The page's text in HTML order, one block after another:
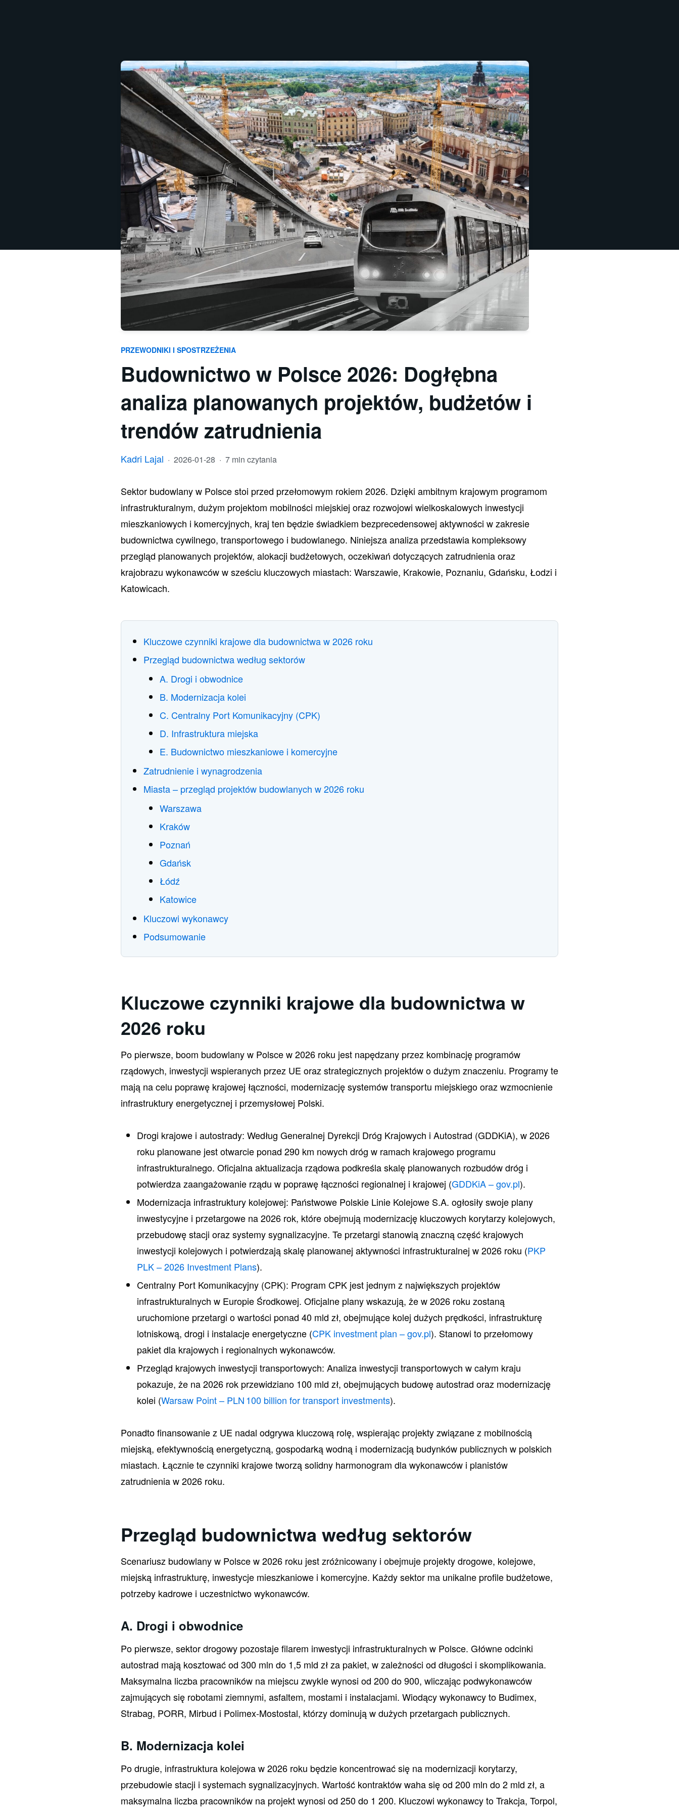
PRZEWODNIKI I SPOSTRZEŻENIA
Budownictwo w Polsce 2026: Dogłębna
analiza planowanych projektów, budżetów i
trendów zatrudnienia
Kadri Lajal · 2026-01-28 · 7 min czytania
Sektor budowlany w Polsce stoi przed przełomowym rokiem 2026. Dzięki ambitnym krajowym programom
infrastrukturalnym, dużym projektom mobilności miejskiej oraz rozwojowi wielkoskalowych inwestycji
mieszkaniowych i komercyjnych, kraj ten będzie świadkiem bezprecedensowej aktywności w zakresie
budownictwa cywilnego, transportowego i budowlanego. Niniejsza analiza przedstawia kompleksowy
przegląd planowanych projektów, alokacji budżetowych, oczekiwań dotyczących zatrudnienia oraz
krajobrazu wykonawców w sześciu kluczowych miastach: Warszawie, Krakowie, Poznaniu, Gdańsku, Łodzi i
Katowicach.
Kluczowe czynniki krajowe dla budownictwa w 2026 roku
Przegląd budownictwa według sektorów
A. Drogi i obwodnice
B. Modernizacja kolei
C. Centralny Port Komunikacyjny (CPK)
D. Infrastruktura miejska
E. Budownictwo mieszkaniowe i komercyjne
Zatrudnienie i wynagrodzenia
Miasta – przegląd projektów budowlanych w 2026 roku
Warszawa
Kraków
Poznań
Gdańsk
Łódź
Katowice
Kluczowi wykonawcy
Podsumowanie
Kluczowe czynniki krajowe dla budownictwa w
2026 roku
Po pierwsze, boom budowlany w Polsce w 2026 roku jest napędzany przez kombinację programów
rządowych, inwestycji wspieranych przez UE oraz strategicznych projektów o dużym znaczeniu. Programy te
mają na celu poprawę krajowej łączności, modernizację systemów transportu miejskiego oraz wzmocnienie
infrastruktury energetycznej i przemysłowej Polski.
Drogi krajowe i autostrady: Według Generalnej Dyrekcji Dróg Krajowych i Autostrad (GDDKiA), w 2026
roku planowane jest otwarcie ponad 290 km nowych dróg w ramach krajowego programu
infrastrukturalnego. Oficjalna aktualizacja rządowa podkreśla skalę planowanych rozbudów dróg i
potwierdza zaangażowanie rządu w poprawę łączności regionalnej i krajowej (GDDKiA – gov.pl).
Modernizacja infrastruktury kolejowej: Państwowe Polskie Linie Kolejowe S.A. ogłosiły swoje plany
inwestycyjne i przetargowe na 2026 rok, które obejmują modernizację kluczowych korytarzy kolejowych,
przebudowę stacji oraz systemy sygnalizacyjne. Te przetargi stanowią znaczną część krajowych
inwestycji kolejowych i potwierdzają skalę planowanej aktywności infrastrukturalnej w 2026 roku (PKP
PLK – 2026 Investment Plans).
Centralny Port Komunikacyjny (CPK): Program CPK jest jednym z największych projektów
infrastrukturalnych w Europie Środkowej. Oficjalne plany wskazują, że w 2026 roku zostaną
uruchomione przetargi o wartości ponad 40 mld zł, obejmujące kolej dużych prędkości, infrastrukturę
lotniskową, drogi i instalacje energetyczne (CPK investment plan – gov.pl). Stanowi to przełomowy
pakiet dla krajowych i regionalnych wykonawców.
Przegląd krajowych inwestycji transportowych: Analiza inwestycji transportowych w całym kraju
pokazuje, że na 2026 rok przewidziano 100 mld zł, obejmujących budowę autostrad oraz modernizację
kolei (Warsaw Point – PLN 100 billion for transport investments).
Ponadto finansowanie z UE nadal odgrywa kluczową rolę, wspierając projekty związane z mobilnością
miejską, efektywnością energetyczną, gospodarką wodną i modernizacją budynków publicznych w polskich
miastach. Łącznie te czynniki krajowe tworzą solidny harmonogram dla wykonawców i planistów
zatrudnienia w 2026 roku.
Przegląd budownictwa według sektorów
Scenariusz budowlany w Polsce w 2026 roku jest zróżnicowany i obejmuje projekty drogowe, kolejowe,
miejską infrastrukturę, inwestycje mieszkaniowe i komercyjne. Każdy sektor ma unikalne profile budżetowe,
potrzeby kadrowe i uczestnictwo wykonawców.
A. Drogi i obwodnice
Po pierwsze, sektor drogowy pozostaje filarem inwestycji infrastrukturalnych w Polsce. Główne odcinki
autostrad mają kosztować od 300 mln do 1,5 mld zł za pakiet, w zależności od długości i skomplikowania.
Maksymalna liczba pracowników na miejscu zwykle wynosi od 200 do 900, wliczając podwykonawców
zajmujących się robotami ziemnymi, asfaltem, mostami i instalacjami. Wiodący wykonawcy to Budimex,
Strabag, PORR, Mirbud i Polimex-Mostostal, którzy dominują w dużych przetargach publicznych.
B. Modernizacja kolei
Po drugie, infrastruktura kolejowa w 2026 roku będzie koncentrować się na modernizacji korytarzy,
przebudowie stacji i systemach sygnalizacyjnych. Wartość kontraktów waha się od 200 mln do 2 mld zł, a
maksymalna liczba pracowników na projekt wynosi od 250 do 1 200. Kluczowi wykonawcy to Trakcja, Torpol,